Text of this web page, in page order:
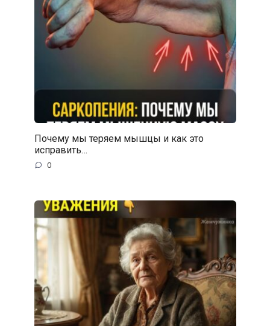
Почему мы теряем мышцы и как это
исправить…
0